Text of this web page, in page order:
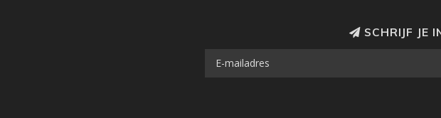
SCHRIJF JE